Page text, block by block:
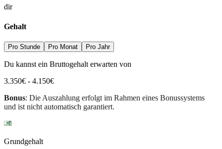
dir
Gehalt
Pro Stunde Pro Monat Pro Jahr
Du kannst ein Bruttogehalt erwarten von
3.350€ - 4.150€
Bonus: Die Auszahlung erfolgt im Rahmen eines Bonussystems
und ist nicht automatisch garantiert.
Grundgehalt